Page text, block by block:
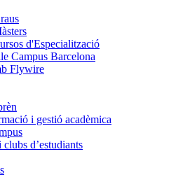
d'Especialització
Campus Barcelona
Flywire
i gestió acadèmica
d’estudiants